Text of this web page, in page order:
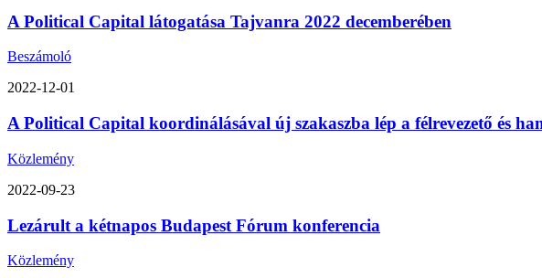
A Political Capital látogatása Tajvanra 2022 decemberében
Beszámoló
2022-12-01
A Political Capital koordinálásával új szakaszba lép a félrevezető és
Közlemény
2022-09-23
Lezárult a kétnapos Budapest Fórum konferencia
Közlemény